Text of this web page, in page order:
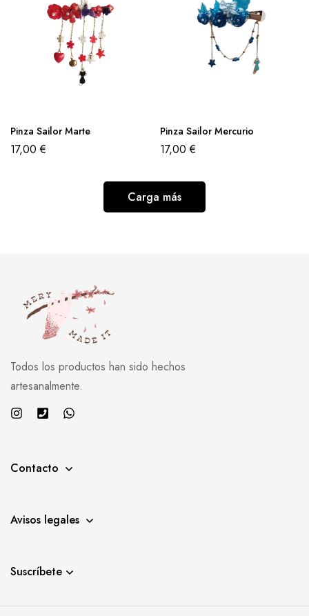
Pinza Sailor Marte
17,00€
Pinza Sailor Mercurio
17,00€
Carga más
Todos los productos han sido hechos
artesanalmente.
Contacto
Avisos legales
Suscríbete